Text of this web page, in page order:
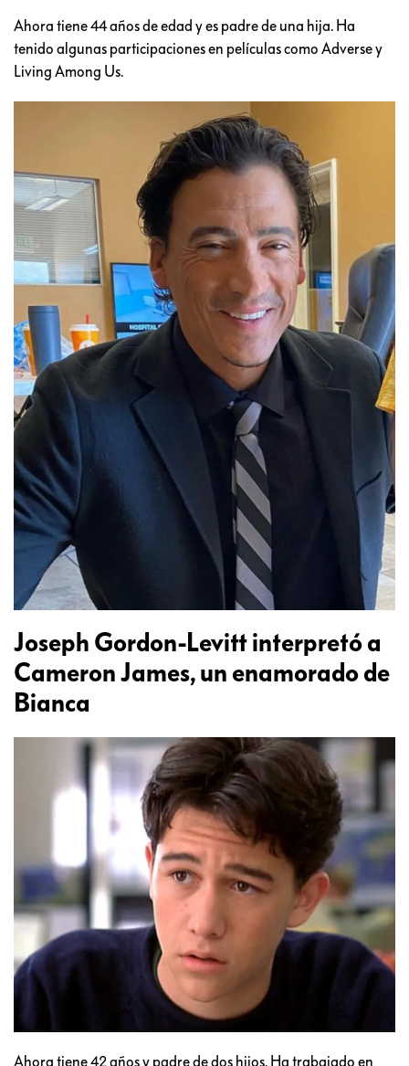
Ahora tiene 44 años de edad y es padre de una hija. Ha
tenido algunas participaciones en películas como Adverse y
Living Among Us.
Joseph Gordon-Levitt interpretó a
Cameron James, un enamorado de
Bianca
Ahora tiene 42 años y padre de dos hijos. Ha trabajado en